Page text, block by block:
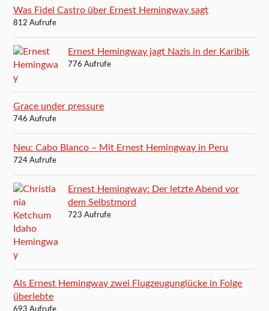
Was Fidel Castro über Ernest Hemingway sagt
812 Aufrufe
Ernest Hemingway jagt Nazis in der Karibik
776 Aufrufe
Grace under pressure
746 Aufrufe
Neu: Cabo Blanco – Mit Ernest Hemingway in Peru
724 Aufrufe
Ernest Hemingway: Der letzte Abend vor
dem Selbstmord
723 Aufrufe
Als Ernest Hemingway zwei Flugzeugunglücke in Folge
überlebte